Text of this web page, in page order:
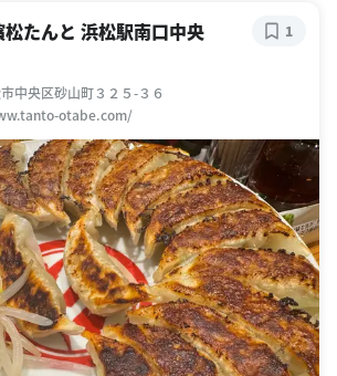
たんと 浜松駅南口中央
中央区砂山町３２５-３６
otabe.com/
1